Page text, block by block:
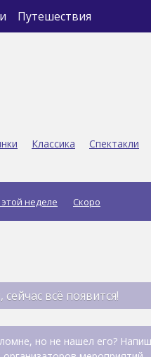
Путешествия
Классика Спектакли
неделе Скоро
всё появится!
но не нашел его?